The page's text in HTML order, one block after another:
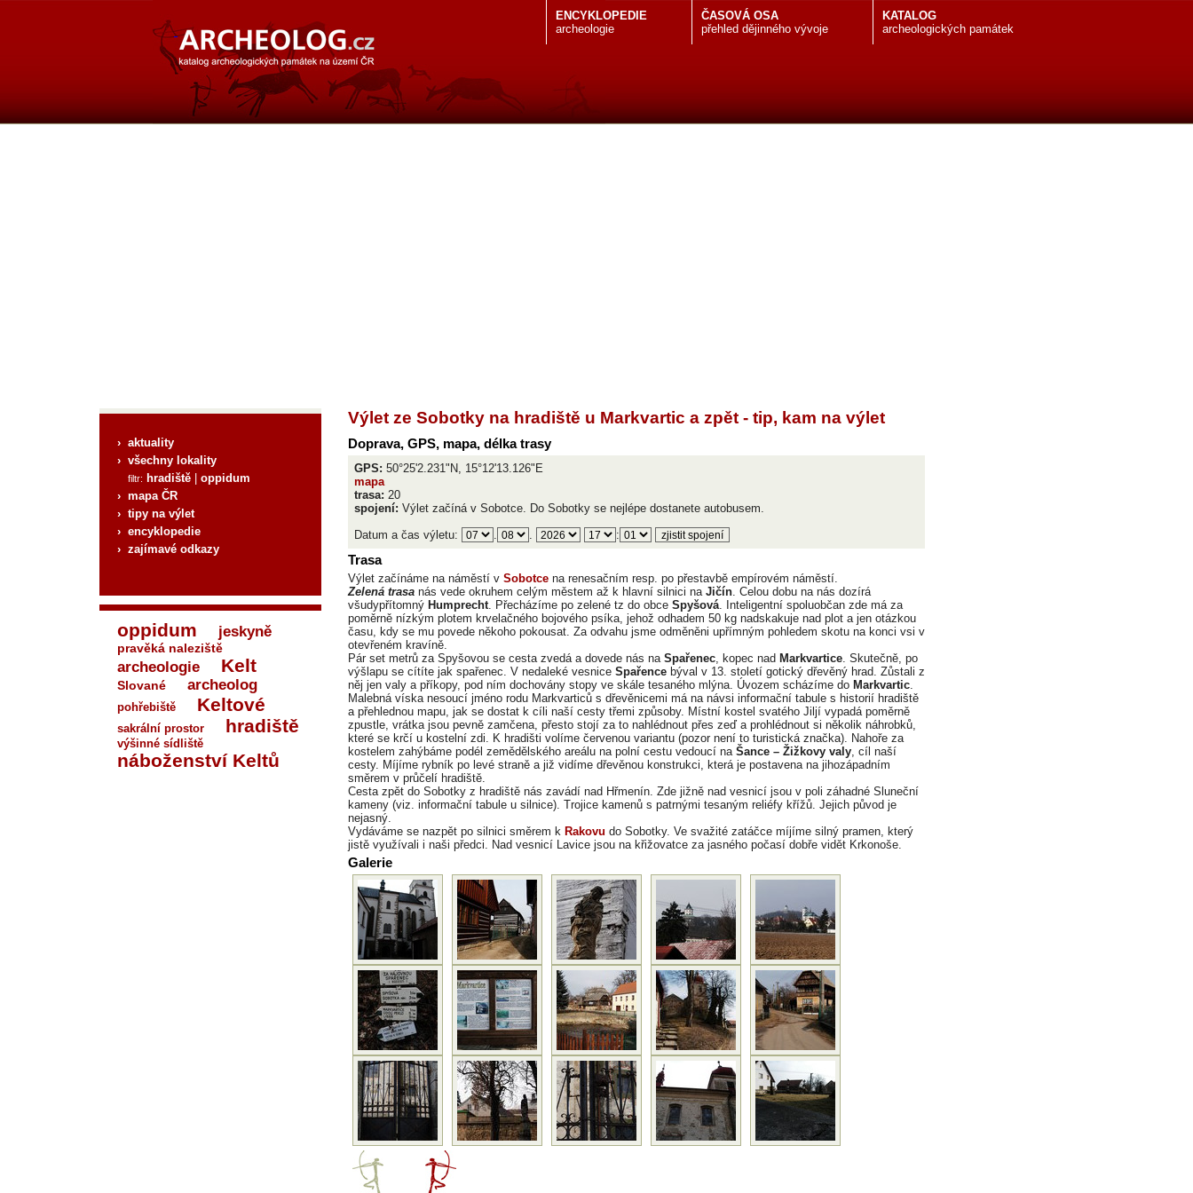
KATALOG
archeologických památek
ČASOVÁ OSA
přehled dějinného vývoje
ENCYKLOPEDIE
archeologie
› aktuality
› všechny lokality
filtr: hradiště
oppidum
› mapa ČR
› tipy na výlet
› encyklopedie
› zajímavé odkazy
oppidum jeskyně
pravěká naleziště
archeologie Kelt
Slované archeolog
pohřebiště Keltové
sakrální prostor hradiště
výšinné sídliště
náboženství Keltů
Výlet ze Sobotky na hradiště u Markvartic a zpět - tip, kam na výlet
Doprava, GPS, mapa, délka trasy
GPS: 50°25'2.231"N, 15°12'13.126"E
mapa
trasa: 20
spojení: Výlet začíná v Sobotce. Do Sobotky se nejlépe dostanete autobusem.
Datum a čas výletu:
. . :
Trasa
Výlet začínáme na náměstí v Sobotce na renesačním resp. po přestavbě empírovém náměstí.
Zelená trasa nás vede okruhem celým městem až k hlavní silnici na Jičín. Celou dobu na nás dozírá
všudypřítomný Humprecht. Přecházíme po zelené tz do obce Spyšová. Inteligentní spoluobčan zde má za
poměrně nízkým plotem krvelačného bojového psíka, jehož odhadem 50 kg nadskakuje nad plot a jen otázkou
času, kdy se mu povede někoho pokousat. Za odvahu jsme odměněni upřímným pohledem skotu na konci vsi v
otevřeném kravíně.
Pár set metrů za Spyšovou se cesta zvedá a dovede nás na Spařenec, kopec nad Markvartice. Skutečně, po
výšlapu se cítíte jak spařenec. V nedaleké vesnice Spařence býval v 13. století gotický dřevěný hrad. Zůstali z
něj jen valy a příkopy, pod ním dochovány stopy ve skále tesaného mlýna. Úvozem scházíme do Markvartic.
Malebná víska nesoucí jméno rodu Markvarticů s dřevěnicemi má na návsi informační tabule s historií hradiště
a přehlednou mapu, jak se dostat k cíli naší cesty třemi způsoby. Místní kostel svatého Jiljí vypadá poměrně
zpustle, vrátka jsou pevně zamčena, přesto stojí za to nahlédnout přes zeď a prohlédnout si několik náhrobků,
které se krčí u kostelní zdi. K hradišti volíme červenou variantu (pozor není to turistická značka). Nahoře za
kostelem zahýbáme podél zemědělského areálu na polní cestu vedoucí na Šance – Žižkovy valy, cíl naší
cesty. Míjíme rybník po levé straně a již vidíme dřevěnou konstrukci, která je postavena na jihozápadním
směrem v průčelí hradiště.
Cesta zpět do Sobotky z hradiště nás zavádí nad Hřmenín. Zde jižně nad vesnicí jsou v poli záhadné Sluneční
kameny (viz. informační tabule u silnice). Trojice kamenů s patrnými tesaným reliéfy křížů. Jejich původ je
nejasný.
Vydáváme se nazpět po silnici směrem k Rakovu do Sobotky. Ve svažité zatáčce míjíme silný pramen, který
jistě využívali i naši předci. Nad vesnicí Lavice jsou na křižovatce za jasného počasí dobře vidět Krkonoše.
Galerie